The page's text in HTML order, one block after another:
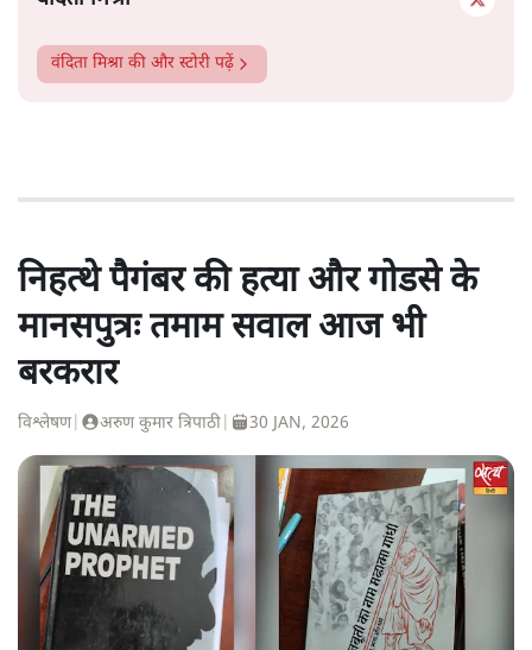
वंदिता मिश्रा की और स्टोरी पढ़ें
निहत्थे पैगंबर की हत्या और गोडसे के
मानसपुत्रः तमाम सवाल आज भी
बरकरार
विश्लेषण| अरुण कुमार त्रिपाठी 30 JAN, 2026